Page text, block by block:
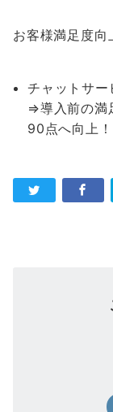
お客様満足度向
チャットサー
⇒導入前の満
90点へ向上！